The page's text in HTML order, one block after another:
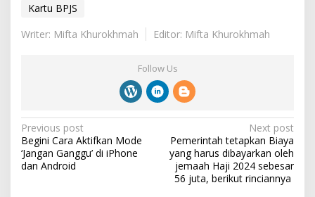
Kartu BPJS
Writer: Mifta Khurokhmah
Editor: Mifta Khurokhmah
Follow Us
P
o
s
Previous post
Begini Cara Aktifkan Mode
‘Jangan Ganggu’ di iPhone
dan Android
Next post
Pemerintah tetapkan Biaya
yang harus dibayarkan oleh
jemaah Haji 2024 sebesar
56 juta, berikut ‎rinciannya ‎